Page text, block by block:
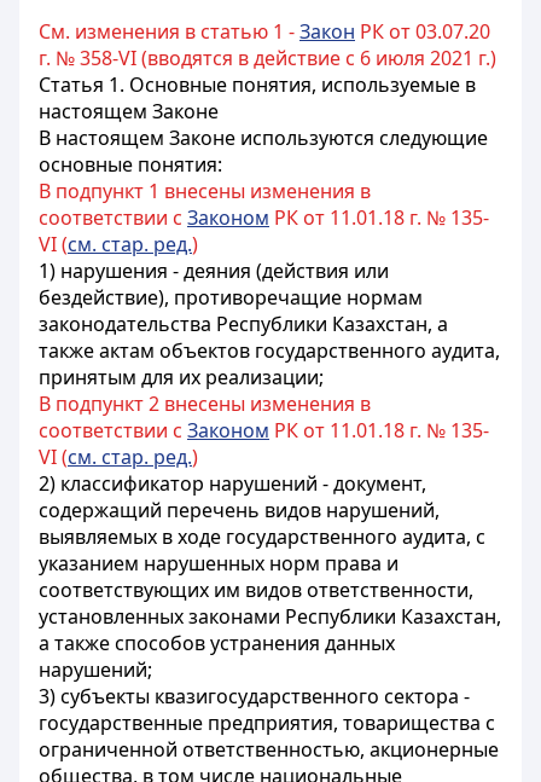
См. изменения в статью 1 -Закон РК от 03.07.20
г. № 358-VI (вводятся в действие с 6 июля 2021 г.)
Статья 1. Основные понятия, используемые в
настоящем Законе
В настоящем Законе используются следующие
основные понятия:
В подпункт 1 внесены изменения в
соответствии с Законом РК от 11.01.18 г. № 135-
VI (см. стар. ред.)
1) нарушения - деяния (действия или
бездействие), противоречащие нормам
законодательства Республики Казахстан, а
также актам объектов государственного аудита,
принятым для их реализации;
В подпункт 2 внесены изменения в
соответствии с Законом РК от 11.01.18 г. № 135-
VI (см. стар. ред.)
2) классификатор нарушений - документ,
содержащий перечень видов нарушений,
выявляемых в ходе государственного аудита, с
указанием нарушенных норм права и
соответствующих им видов ответственности,
установленных законами Республики Казахстан,
а также способов устранения данных
нарушений;
3) субъекты квазигосударственного сектора -
государственные предприятия, товарищества с
ограниченной ответственностью, акционерные
общества, в том числе национальные